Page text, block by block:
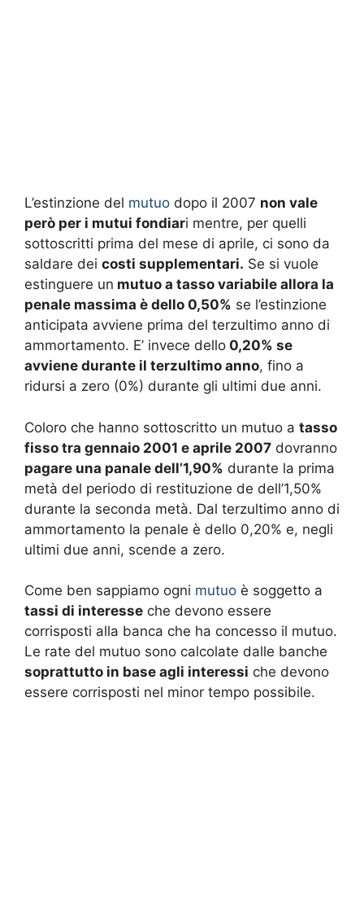
L’estinzione del mutuo dopo il 2007 non vale
però per i mutui fondiari mentre, per quelli
sottoscritti prima del mese di aprile, ci sono da
saldare dei costi supplementari. Se si vuole
estinguere un mutuo a tasso variabile allora la
penale massima è dello 0,50% se l’estinzione
anticipata avviene prima del terzultimo anno di
ammortamento. E’ invece dello 0,20% se
avviene durante il terzultimo anno, fino a
ridursi a zero (0%) durante gli ultimi due anni.
Coloro che hanno sottoscritto un mutuo a tasso
fisso tra gennaio 2001 e aprile 2007 dovranno
pagare una panale dell’1,90% durante la prima
metà del periodo di restituzione de dell’1,50%
durante la seconda metà. Dal terzultimo anno di
ammortamento la penale è dello 0,20% e, negli
ultimi due anni, scende a zero.
Come ben sappiamo ogni mutuo è soggetto a
tassi di interesse che devono essere
corrisposti alla banca che ha concesso il mutuo.
Le rate del mutuo sono calcolate dalle banche
soprattutto in base agli interessi che devono
essere corrisposti nel minor tempo possibile.